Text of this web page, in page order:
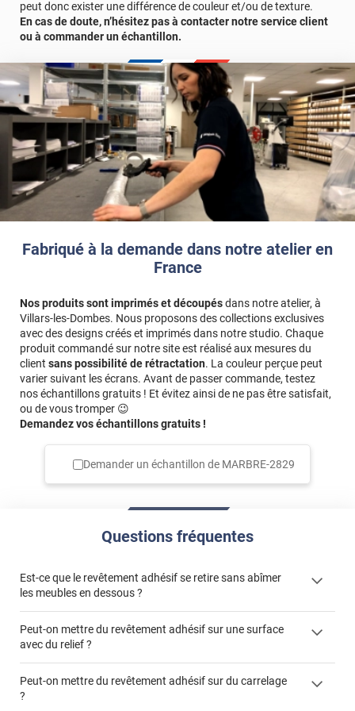
Fabriqué à la demande dans notre atelier en
France
Nos produits sont imprimés et découpésdans notre atelier, à
Villars-les-Dombes. Nous proposons des collections exclusives
avec des designs créés et imprimés dans notre studio. Chaque
produit commandé sur notre site est réalisé aux mesures du
client sans possibilité de rétractation. La couleur perçue peut
varier suivant les écrans. Avant de passer commande, testez
nos échantillons gratuits ! Et évitez ainsi de ne pas être satisfait,
ou de vous tromper 😉
Demandez vos échantillons gratuits !
Demander un échantillon de MARBRE-2829
Questions fréquentes
Est-ce que le revêtement adhésif se retire sans abîmer
les meubles en dessous ?
Peut-on mettre du revêtement adhésif sur une surface
avec du relief ?
Peut-on mettre du revêtement adhésif sur du carrelage
?
Lorsque vous allez mesurer vos carreaux à équiper avec de
l'adhésif, ne comptez pas les joints dans vos mesures ! L'angle
des carreaux que vous allez recevoir sera très légèrement "cassé"
peut donc exister une différence de couleur et/ou de texture.
En cas de doute, n’hésitez pas à contacter notre service client
ou à commander un échantillon.